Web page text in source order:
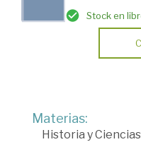
Stock en
Materias:
Historia y